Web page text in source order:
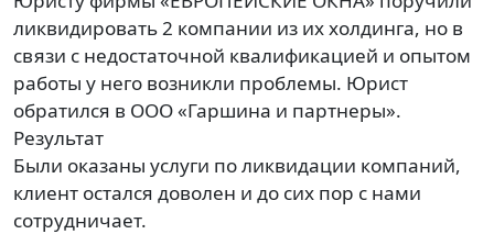
ликвидировать 2 компании из их холдинга, но в
связи с недостаточной квалификацией и опытом
работы у него возникли проблемы. Юрист
обратился в ООО «Гаршина и партнеры».
Результат
Были оказаны услуги по ликвидации компаний,
клиент остался доволен и до сих пор с нами
сотрудничает.